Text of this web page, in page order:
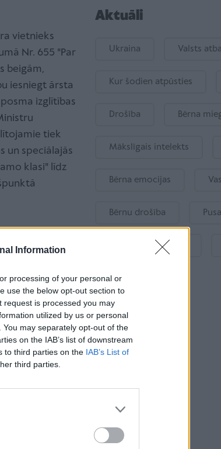
Information
processing of your personal or
use the below opt-out section to
is processed you may
utilized by us or personal
may separately opt-out of the
on the IAB’s list of downstream
to third parties on the IAB’s List of
third parties.
vietnieks
Nr. 655 "Par
beigām,
iesniegt ārsta
izglītības
tiek
un speciālajās
klasi" līdz
pirmsskolā,
bija un pēc
pleciem.
tā
ceļš, lai
mācību
“Manuprāt,
Aktuāli
Ukraina Valsts
Kur šodien atpūsties
Drošība Bērna
Mākslīgais intelekts
Bērna emocijas
Bērnu drošība
Gatavošanās skolai